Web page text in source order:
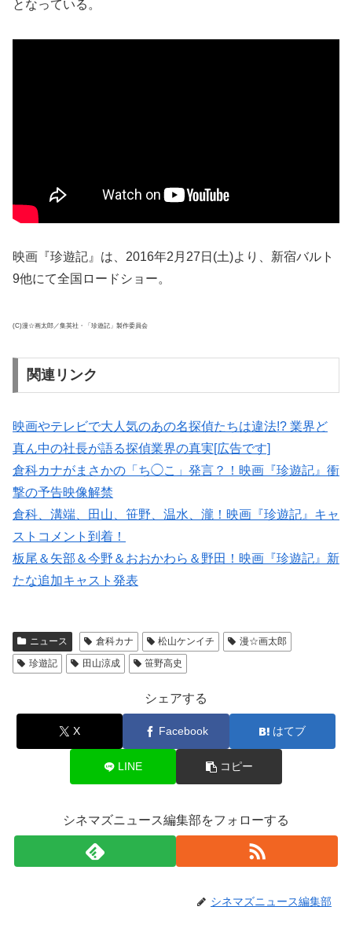
となっている。
映画『珍遊記』は、2016年2月27日(土)より、新宿バルト
9他にて全国ロードショー。
(C)漫☆画太郎／集英社・「珍遊記」製作委員会
関連リンク
映画やテレビで大人気のあの名探偵たちは違法!? 業界ど
真ん中の社長が語る探偵業界の真実[広告です]
倉科カナがまさかの「ち◯こ」発言？！映画『珍遊記』衝
撃の予告映像解禁
倉科、溝端、田山、笹野、温水、瀧！映画『珍遊記』キャ
ストコメント到着！
板尾＆矢部＆今野＆おおかわら＆野田！映画『珍遊記』新
たな追加キャスト発表
ニュース 倉科カナ 松山ケンイチ
漫☆画太郎
珍遊記
田山涼成 笹野高史
シェアする
X Facebook はてブ
LINE コピー
シネマズニュース編集部をフォローする
シネマズニュース編集部